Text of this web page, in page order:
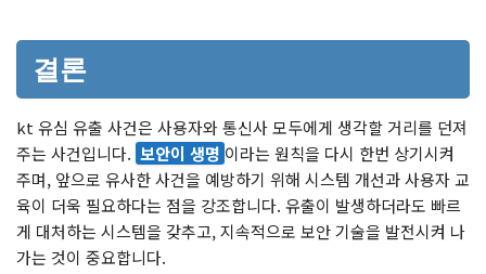
결론
kt 유심 유출 사건은 사용자와 통신사 모두에게 생각할 거리를 던져
주는 사건입니다. 보안이 생명 이라는 원칙을 다시 한번 상기시켜
주며, 앞으로 유사한 사건을 예방하기 위해 시스템 개선과 사용자 교
육이 더욱 필요하다는 점을 강조합니다. 유출이 발생하더라도 빠르
게 대처하는 시스템을 갖추고, 지속적으로 보안 기술을 발전시켜 나
가는 것이 중요합니다.